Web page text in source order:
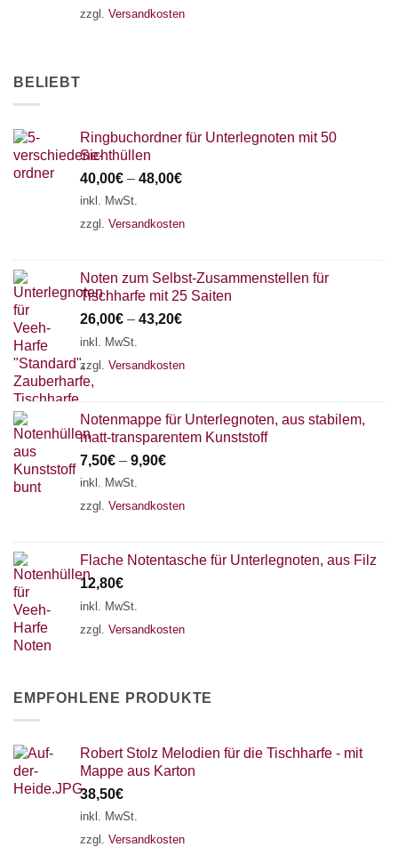
zzgl. Versandkosten
BELIEBT
Ringbuchordner für Unterlegnoten mit 50
Sichthüllen
40,00€ – 48,00€
inkl. MwSt.
zzgl. Versandkosten
Noten zum Selbst-Zusammenstellen für
Tischharfe mit 25 Saiten
26,00€ – 43,20€
inkl. MwSt.
zzgl. Versandkosten
Notenmappe für Unterlegnoten, aus stabilem,
matt-transparentem Kunststoff
7,50€ – 9,90€
inkl. MwSt.
zzgl. Versandkosten
Flache Notentasche für Unterlegnoten, aus Filz
12,80€
inkl. MwSt.
zzgl. Versandkosten
EMPFOHLENE PRODUKTE
Robert Stolz Melodien für die Tischharfe - mit
Mappe aus Karton
38,50€
inkl. MwSt.
zzgl. Versandkosten